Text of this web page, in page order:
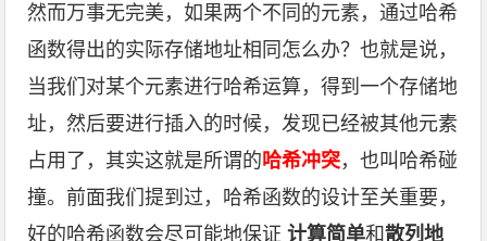
然而万事无完美，如果两个不同的元素，通过哈希
函数得出的实际存储地址相同怎么办？也就是说，
当我们对某个元素进行哈希运算，得到一个存储地
址，然后要进行插入的时候，发现已经被其他元素
占用了，其实这就是所谓的哈希冲突，也叫哈希碰
撞。前面我们提到过，哈希函数的设计至关重要，
好的哈希函数会尽可能地保证计算简单和散列地